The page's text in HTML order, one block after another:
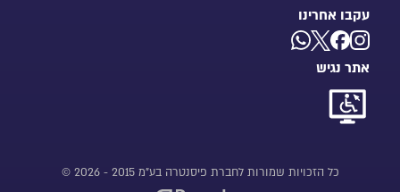
עקבו אחרינו
אתר נגיש
כל הזכויות שמורות לחברת פיסנטרה בע"מ 2015 - 2026 ©